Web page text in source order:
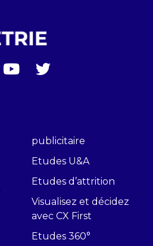
publicitaire
Etudes U&A
Etudes d’attrition
Visualisez et décidez
avec CX First
Etudes 360°